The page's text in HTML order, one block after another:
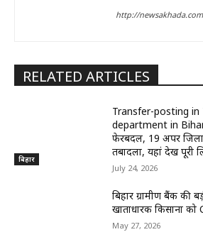
http://newsakhada.com
RELATED ARTICLES
बिहार
Transfer-posting
department in Bihar
फेरबदल, 19 अपर जिला
तबादला, यहां देखें पूरी
July 24, 2026
बिहार ग्रामीण बैंक की
खाताधारक किसानों को
May 27, 2026